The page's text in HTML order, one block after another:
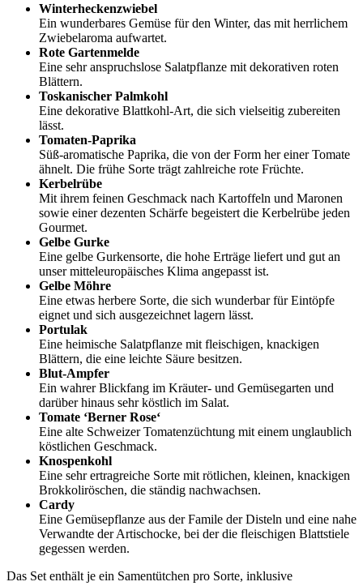
Winterheckenzwiebel
Ein wunderbares Gemüse für den Winter, das mit herrlichem
Zwiebelaroma aufwartet.
Rote Gartenmelde
Eine sehr anspruchslose Salatpflanze mit dekorativen roten
Blättern.
Toskanischer Palmkohl
Eine dekorative Blattkohl-Art, die sich vielseitig zubereiten
lässt.
Tomaten-Paprika
Süß-aromatische Paprika, die von der Form her einer Tomate
ähnelt. Die frühe Sorte trägt zahlreiche rote Früchte.
Kerbelrübe
Mit ihrem feinen Geschmack nach Kartoffeln und Maronen
sowie einer dezenten Schärfe begeistert die Kerbelrübe jeden
Gourmet.
Gelbe Gurke
Eine gelbe Gurkensorte, die hohe Erträge liefert und gut an
unser mitteleuropäisches Klima angepasst ist.
Gelbe Möhre
Eine etwas herbere Sorte, die sich wunderbar für Eintöpfe
eignet und sich ausgezeichnet lagern lässt.
Portulak
Eine heimische Salatpflanze mit fleischigen, knackigen
Blättern, die eine leichte Säure besitzen.
Blut-Ampfer
Ein wahrer Blickfang im Kräuter- und Gemüsegarten und
darüber hinaus sehr köstlich im Salat.
Tomate ‘Berner Rose‘
Eine alte Schweizer Tomatenzüchtung mit einem unglaublich
köstlichen Geschmack.
Knospenkohl
Eine sehr ertragreiche Sorte mit rötlichen, kleinen, knackigen
Brokkoliröschen, die ständig nachwachsen.
Cardy
Eine Gemüsepflanze aus der Famile der Disteln und eine nahe
Verwandte der Artischocke, bei der die fleischigen Blattstiele
gegessen werden.
Das Set enthält je ein Samentütchen pro Sorte, inklusive